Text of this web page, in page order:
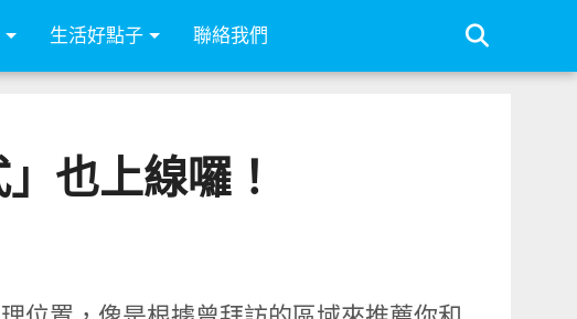
生活好點子 聯絡我們
也上線囉！